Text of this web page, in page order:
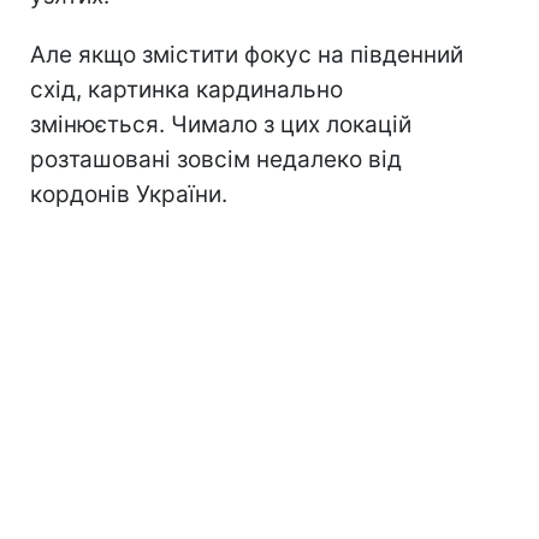
Але якщо змістити фокус на південний
схід, картинка кардинально
змінюється. Чимало з цих локацій
розташовані зовсім недалеко від
кордонів України.